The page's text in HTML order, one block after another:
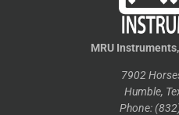
MRU
7902
Humble,
Phone: